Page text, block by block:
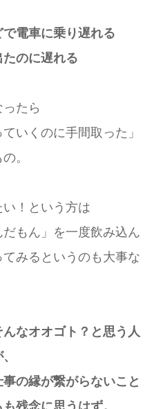
で電車に乗り遅れる
たのに遅れる
たら
いくのに手間取った」
。
！という方は
だもん」を一度飲み込ん
みるというのも大事な
なオオゴト？と思う人
の縁が繋がらないこと
残念に思うはず。